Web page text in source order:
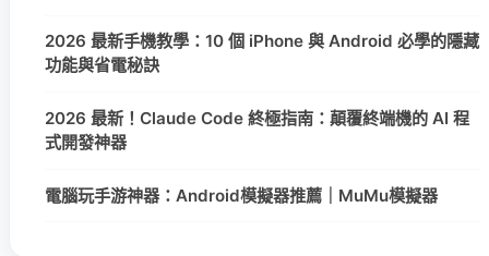
2026 最新手機教學：10 個 iPhone 與 Android 必學的隱藏
功能與省電秘訣
2026 最新！Claude Code 終極指南：顛覆終端機的 AI 程
式開發神器
電腦玩手游神器：Android模擬器推薦｜MuMu模擬器